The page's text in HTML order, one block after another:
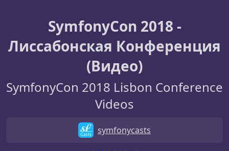
SymfonyCon 2018 -
Лиссабонская Конференция
(Видео)
SymfonyCon 2018 Lisbon Conference
Videos
symfonycasts